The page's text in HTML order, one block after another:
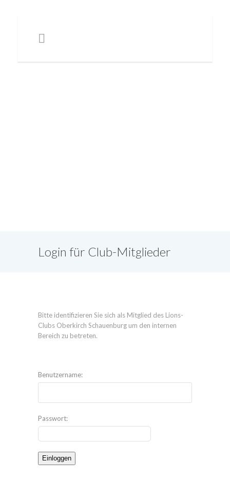
Login für Club-Mitglieder
Bitte identifizieren Sie sich als Mitglied des Lions-
Clubs Oberkirch Schauenburg um den internen
Bereich zu betreten.
Benutzername:
Passwort: